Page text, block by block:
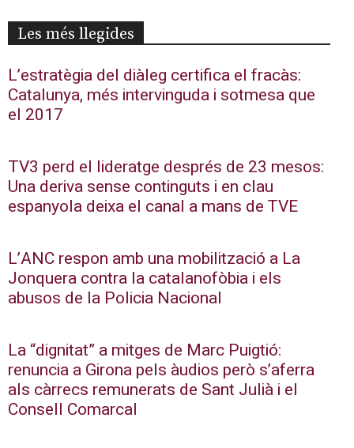
Les més llegides
L’estratègia del diàleg certifica el fracàs:
Catalunya, més intervinguda i sotmesa que
el 2017
TV3 perd el lideratge després de 23 mesos:
Una deriva sense continguts i en clau
espanyola deixa el canal a mans de TVE
L’ANC respon amb una mobilització a La
Jonquera contra la catalanofòbia i els
abusos de la Policia Nacional
La “dignitat” a mitges de Marc Puigtió:
renuncia a Girona pels àudios però s’aferra
als càrrecs remunerats de Sant Julià i el
Consell Comarcal